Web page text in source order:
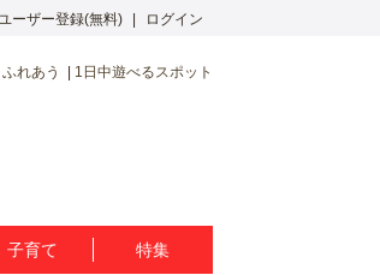
ーザー登録(無料) ログイン
れあう 1日中遊べるスポット
子育て 特集